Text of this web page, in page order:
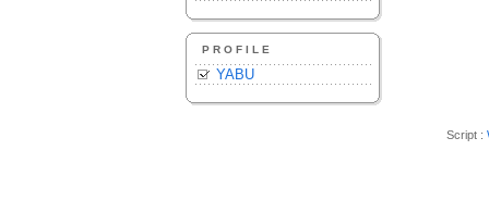
PROFILE
YABU
Script :